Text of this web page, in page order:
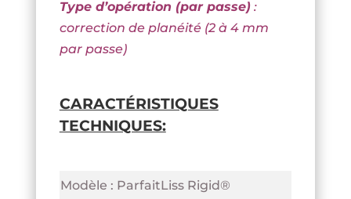
Type d’opération (par passe):
correction de planéité (2 à 4 mm
par passe)
CARACTÉRISTIQUES
TECHNIQUES:
Modèle : ParfaitLiss Rigid®